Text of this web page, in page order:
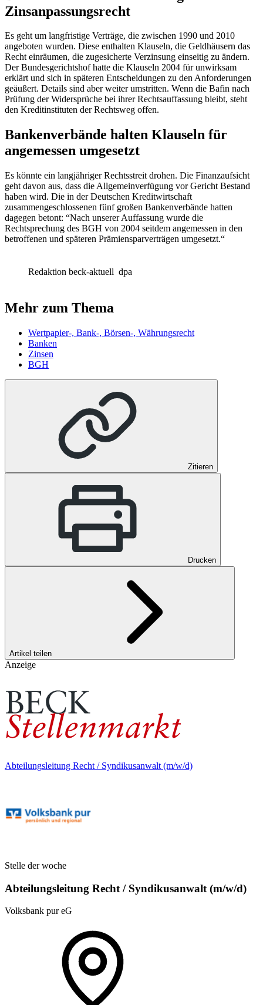
Zinsanpassungsrecht
Es geht um langfristige Verträge, die zwischen 1990 und 2010
angeboten wurden. Diese enthalten Klauseln, die Geldhäusern das
Recht einräumen, die zugesicherte Verzinsung einseitig zu ändern.
Der Bundesgerichtshof hatte die Klauseln 2004 für unwirksam
erklärt und sich in späteren Entscheidungen zu den Anforderungen
geäußert. Details sind aber weiter umstritten. Wenn die Bafin nach
Prüfung der Widersprüche bei ihrer Rechtsauffassung bleibt, steht
den Kreditinstituten der Rechtsweg offen.
Bankenverbände halten Klauseln für
angemessen umgesetzt
Es könnte ein langjähriger Rechtsstreit drohen. Die Finanzaufsicht
geht davon aus, dass die Allgemeinverfügung vor Gericht Bestand
haben wird. Die in der Deutschen Kreditwirtschaft
zusammengeschlossenen fünf großen Bankenverbände hatten
dagegen betont: “Nach unserer Auffassung wurde die
Rechtsprechung des BGH von 2004 seitdem angemessen in den
betroffenen und späteren Prämiensparverträgen umgesetzt.“
Redaktion beck-aktuell dpa
Mehr zum Thema
Wertpapier-, Bank-, Börsen-, Währungsrecht
Banken
Zinsen
BGH
Zitieren
Drucken
Artikel teilen
Anzeige
Abteilungsleitung Recht / Syndikusanwalt (m/w/d)
Stelle der woche
Abteilungsleitung Recht / Syndikusanwalt (m/w/d)
Volksbank pur eG